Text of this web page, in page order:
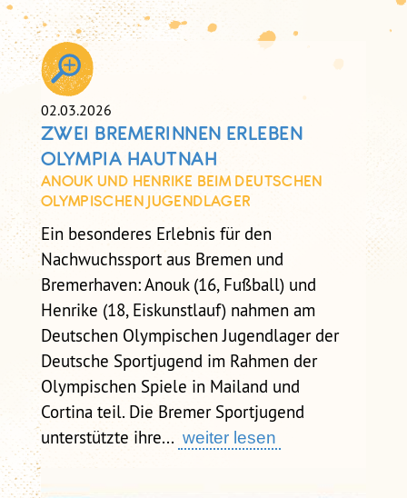
02.03.2026
ZWEI BREMERINNEN ERLEBEN
OLYMPIA HAUTNAH
ANOUK UND HENRIKE BEIM DEUTSCHEN
OLYMPISCHEN JUGENDLAGER
Ein besonderes Erlebnis für den
Nachwuchssport aus Bremen und
Bremerhaven: Anouk (16, Fußball) und
Henrike (18, Eiskunstlauf) nahmen am
Deutschen Olympischen Jugendlager der
Deutsche Sportjugend im Rahmen der
Olympischen Spiele in Mailand und
Cortina teil. Die Bremer Sportjugend
unterstützte ihre... weiter lesen